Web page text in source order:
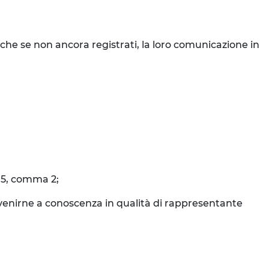
se non ancora registrati, la loro comunicazione in
comma 2;
a conoscenza in qualità di rappresentante